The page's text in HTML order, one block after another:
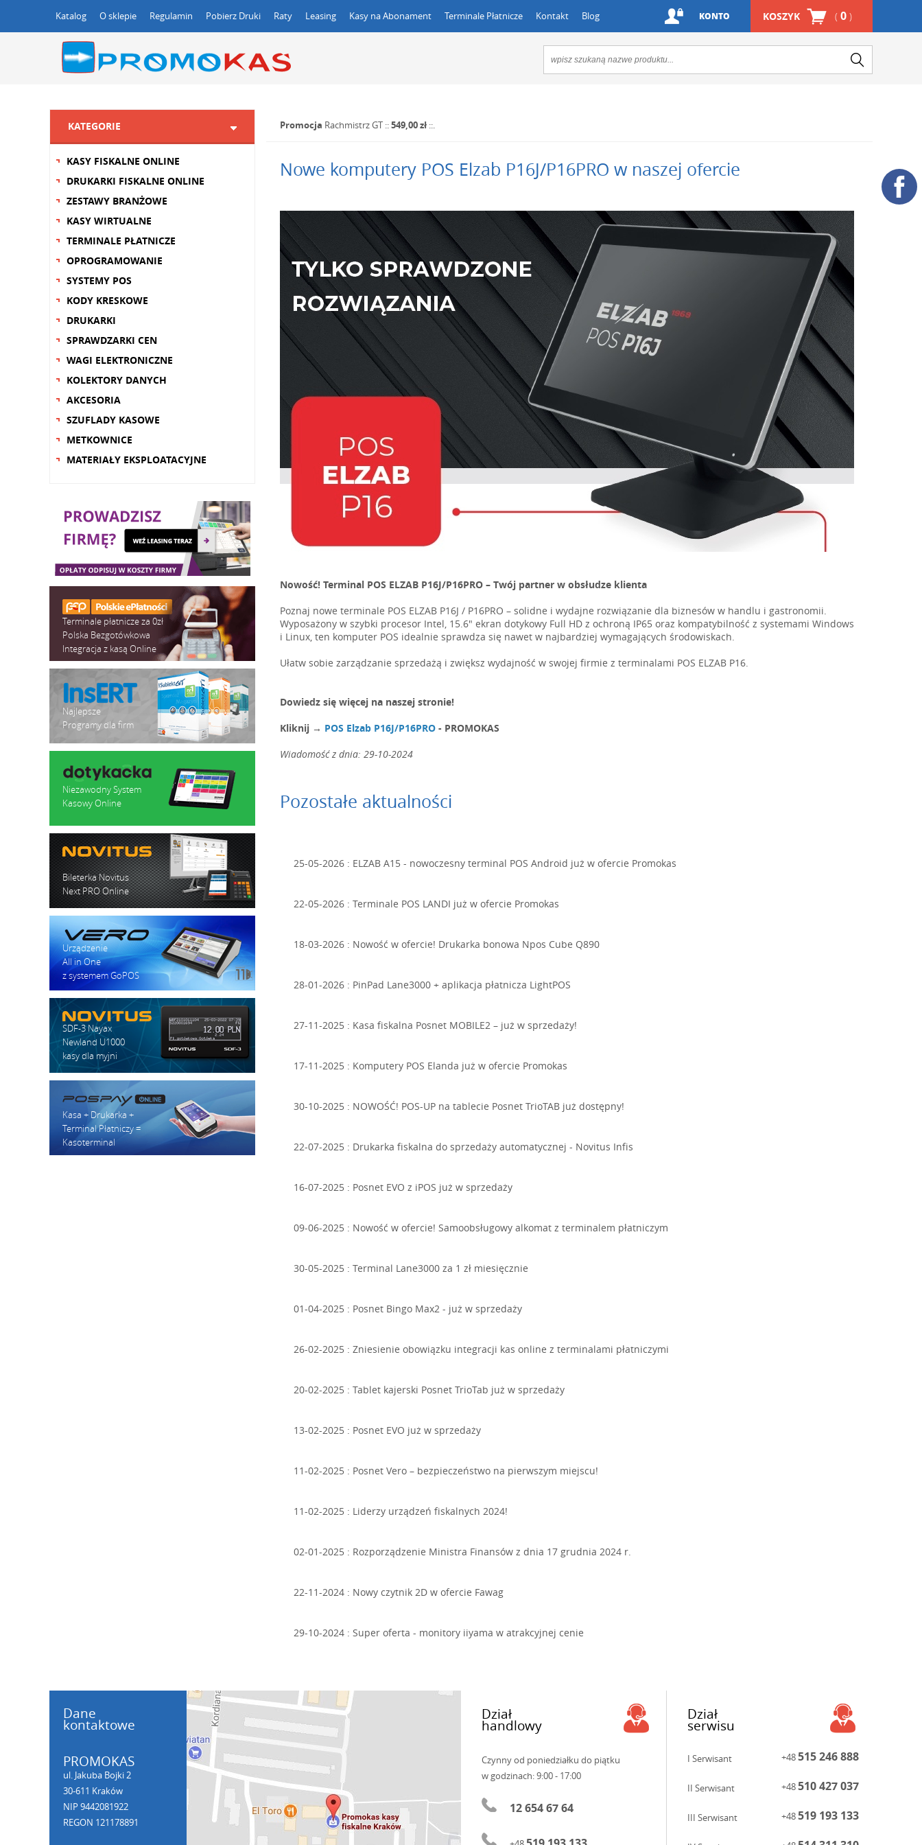
Katalog O sklepie Regulamin Pobierz Druki Raty Leasing Kasy na Abonament Terminale Płatnicze Kontakt Blog KOSZYK ( 0 )
KONTO
KATEGORIE
KASY FISKALNE ONLINE
DRUKARKI FISKALNE ONLINE
ZESTAWY BRANŻOWE
KASY WIRTUALNE
TERMINALE PŁATNICZE
OPROGRAMOWANIE
SYSTEMY POS
KODY KRESKOWE
DRUKARKI
SPRAWDZARKI CEN
WAGI ELEKTRONICZNE
KOLEKTORY DANYCH
AKCESORIA
SZUFLADY KASOWE
METKOWNICE
MATERIAŁY EKSPLOATACYJNE
Promocja Rachmistrz GT ::549,00 zł ::.
Nowe komputery POS Elzab P16J/P16PRO w naszej ofercie
Nowość! Terminal POS ELZAB P16J/P16PRO – Twój partner w obsłudze klienta
Poznaj nowe terminale POS ELZAB P16J / P16PRO – solidne i wydajne rozwiązanie dla biznesów w handlu i gastronomii.
Wyposażony w szybki procesor Intel, 15.6" ekran dotykowy Full HD z ochroną IP65 oraz kompatybilność z systemami Windows
i Linux, ten komputer POS idealnie sprawdza się nawet w najbardziej wymagających środowiskach.
Ułatw sobie zarządzanie sprzedażą i zwiększ wydajność w swojej firmie z terminalami POS ELZAB P16.
Dowiedz się więcej na naszej stronie!
Kliknij → POS Elzab P16J/P16PRO - PROMOKAS
Wiadomość z dnia: 29-10-2024
Pozostałe aktualności
25-05-2026 : ELZAB A15 - nowoczesny terminal POS Android już w ofercie Promokas
22-05-2026 : Terminale POS LANDI już w ofercie Promokas
18-03-2026 : Nowość w ofercie! Drukarka bonowa Npos Cube Q890
28-01-2026 : PinPad Lane3000 + aplikacja płatnicza LightPOS
27-11-2025 : Kasa fiskalna Posnet MOBILE2 – już w sprzedaży!
17-11-2025 : Komputery POS Elanda już w ofercie Promokas
30-10-2025 : NOWOŚĆ! POS-UP na tablecie Posnet TrioTAB już dostępny!
22-07-2025 : Drukarka fiskalna do sprzedaży automatycznej - Novitus Infis
16-07-2025 : Posnet EVO z iPOS już w sprzedaży
09-06-2025 : Nowość w ofercie! Samoobsługowy alkomat z terminalem płatniczym
30-05-2025 : Terminal Lane3000 za 1 zł miesięcznie
01-04-2025 : Posnet Bingo Max2 - już w sprzedaży
26-02-2025 : Zniesienie obowiązku integracji kas online z terminalami płatniczymi
20-02-2025 : Tablet kajerski Posnet TrioTab już w sprzedaży
13-02-2025 : Posnet EVO już w sprzedaży
11-02-2025 : Posnet Vero – bezpieczeństwo na pierwszym miejscu!
11-02-2025 : Liderzy urządzeń fiskalnych 2024!
02-01-2025 : Rozporządzenie Ministra Finansów z dnia 17 grudnia 2024 r.
22-11-2024 : Nowy czytnik 2D w ofercie Fawag
29-10-2024 : Super oferta - monitory iiyama w atrakcyjnej cenie
Terminale płatnicze za 0zł
Polska Bezgotówkowa
Integracja z kasą Online
Najlepsze
Programy dla firm
Niezawodny System
Kasowy Online
Bileterka Novitus
Next PRO Online
Urządzenie
All in One
z systemem GoPOS
SDF-3 Nayax
Newland U1000
kasy dla myjni
Kasa + Drukarka +
Terminal Płatniczy =
Kasoterminal
Dane
kontaktowe
PROMOKAS
ul. Jakuba Bojki 2
30-611 Kraków
NIP 9442081922
REGON 121178891
Dział
handlowy
Czynny od poniedziałku do piątku
w godzinach: 9:00 - 17:00
12 654 67 64
Dział
serwisu
I Serwisant +48515 246 888
II Serwisant +48510 427 037
III Serwisant +48519 193 133